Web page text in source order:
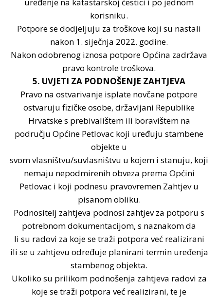
uređenje na katastarskoj čestici i po jednom
korisniku.
Potpore se dodjeljuju za troškove koji su nastali
nakon 1. siječnja 2022. godine.
Nakon odobrenog iznosa potpore Općina zadržava
pravo kontrole troškova.
5. UVJETI ZA PODNOŠENJE ZAHTJEVA
Pravo na ostvarivanje isplate novčane potpore
ostvaruju fizičke osobe, državljani Republike
Hrvatske s prebivalištem ili boravištem na
području Općine Petlovac koji uređuju stambene
objekte u
svom vlasništvu/suvlasništvu u kojem i stanuju, koji
nemaju nepodmirenih obveza prema Općini
Petlovac i koji podnesu pravovremen Zahtjev u
pisanom obliku.
Podnositelj zahtjeva podnosi zahtjev za potporu s
potrebnom dokumentacijom, s naznakom da
li su radovi za koje se traži potpora već realizirani
ili se u zahtjevu određuje planirani termin uređenja
stambenog objekta.
Ukoliko su prilikom podnošenja zahtjeva radovi za
koje se traži potpora već realizirani, te je